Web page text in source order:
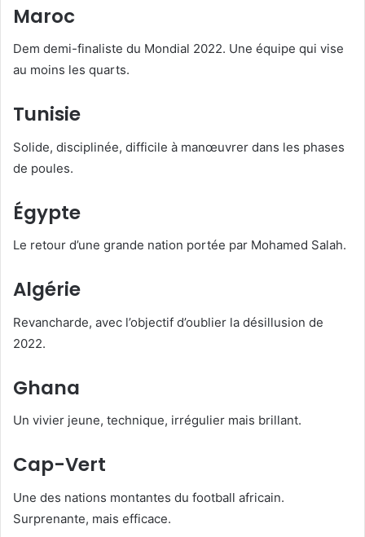
Maroc
Dem demi-finaliste du Mondial 2022. Une équipe qui vise
au moins les quarts.
Tunisie
Solide, disciplinée, difficile à manœuvrer dans les phases
de poules.
Égypte
Le retour d’une grande nation portée par Mohamed Salah.
Algérie
Revancharde, avec l’objectif d’oublier la désillusion de
2022.
Ghana
Un vivier jeune, technique, irrégulier mais brillant.
Cap-Vert
Une des nations montantes du football africain.
Surprenante, mais efficace.